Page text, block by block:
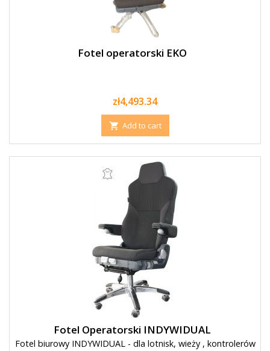
Fotel operatorski EKO
Price
zł4,493.34
 Add to cart
Fotel Operatorski INDYWIDUAL
Fotel biurowy INDYWIDUAL - dla lotnisk, wieży , kontrolerów